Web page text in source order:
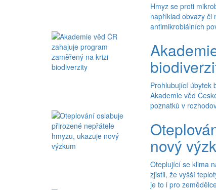
Hmyz se proti
například obvazy či
antimikrobiálních
Prohlubující úbytek
Akademie věd
poznatků v
nový
Oteplující se klima
zjistil, že vyšší
je to i pro